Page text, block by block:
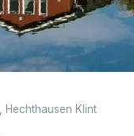
Hechthausen Klint